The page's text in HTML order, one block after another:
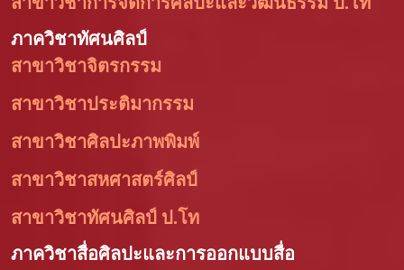
ภาควิชาทัศนศิลป์
สาขาวิชาจิตรกรรม
สาขาวิชาประติมากรรม
สาขาวิชาศิลปะภาพพิมพ์
สาขาวิชาสหศาสตร์ศิลป์
สาขาวิชาทัศนศิลป์ ป.โท
ภาควิชาสื่อศิลปะและการออกแบบสื่อ